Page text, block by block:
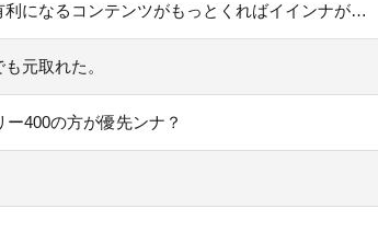
利になるコンテンツがもっとくればイインナが…
元取れた。
ー400の方が優先ンナ？